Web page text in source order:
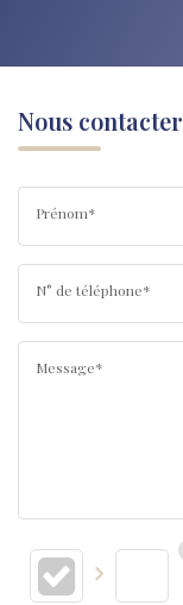
Nous contacter
Prénom*
N° de téléphone*
Message*